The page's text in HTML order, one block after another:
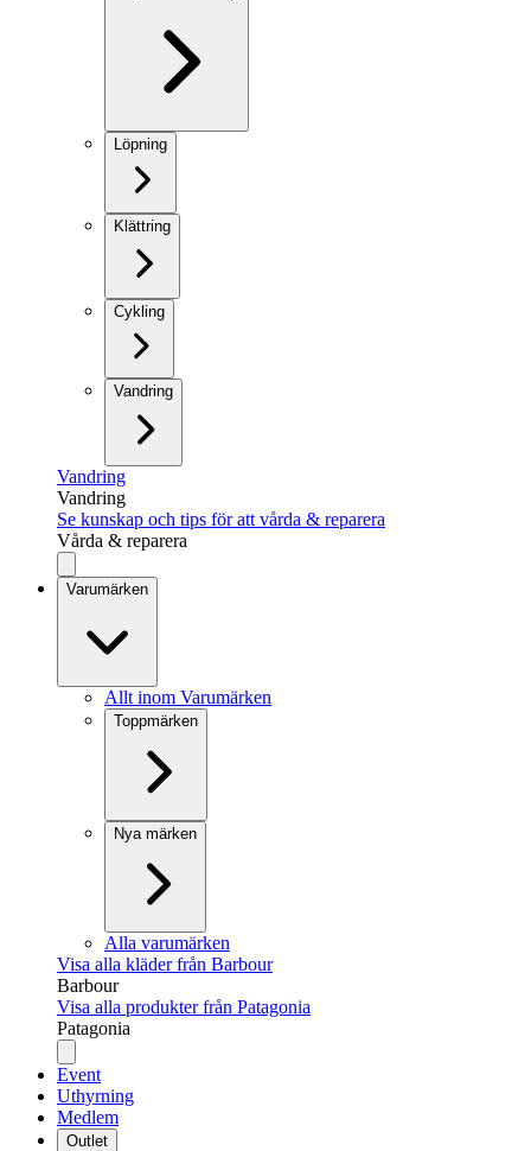
Löpning
Klättring
Cykling
Vandring
Vandring
Vandring
Se kunskap och tips för att vårda & reparera
Vårda & reparera
Varumärken
Allt inom Varumärken
Toppmärken
Nya märken
Alla varumärken
Visa alla kläder från Barbour
Barbour
Visa alla produkter från Patagonia
Patagonia
Event
Uthyrning
Medlem
Outlet